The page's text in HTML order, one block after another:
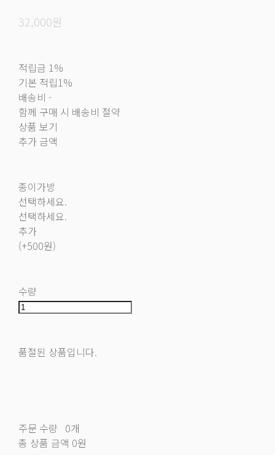
32,000원
적립금 1%
기본 적립1%
배송비 -
함께 구매 시 배송비 절약
상품 보기
추가 금액
종이가방
선택하세요.
선택하세요.
추가
(+500원)
수량
품절된 상품입니다.
주문 수량 0개
총 상품 금액 0원